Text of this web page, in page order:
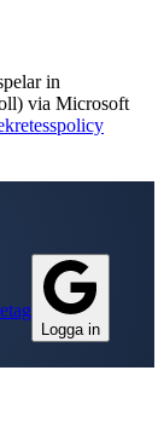
in
via Microsoft
Logga in